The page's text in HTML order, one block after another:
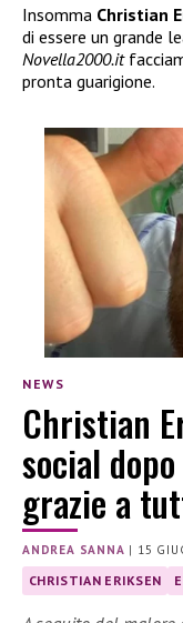
Insomma Christian
di essere un grande
Novella2000.it
pronta guarigione.
NEWS
Christian
social
grazie a
ANDREA SANNA | 15
CHRISTIAN ERIKSEN